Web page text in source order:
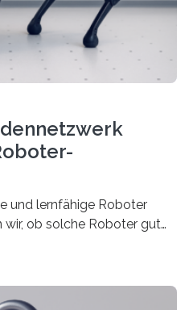
der Bedarf an neuen
Quantencomputern
und lernfähige Roboter
wir, ob solche Roboter gut
Marie Skłodowska-Curie
September werden sich